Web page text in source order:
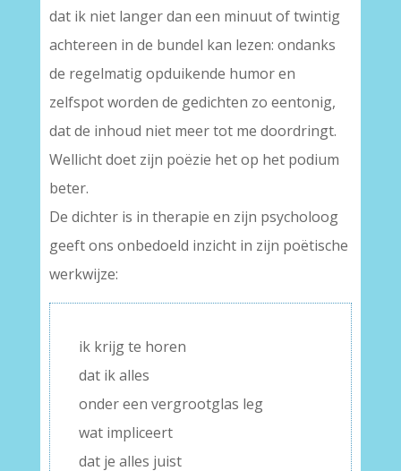
dat ik niet langer dan een minuut of twintig
achtereen in de bundel kan lezen: ondanks
de regelmatig opduikende humor en
zelfspot worden de gedichten zo eentonig,
dat de inhoud niet meer tot me doordringt.
Wellicht doet zijn poëzie het op het podium
beter.
De dichter is in therapie en zijn psycholoog
geeft ons onbedoeld inzicht in zijn poëtische
werkwijze:
ik krijg te horen
dat ik alles
onder een vergrootglas leg
wat impliceert
dat je alles juist